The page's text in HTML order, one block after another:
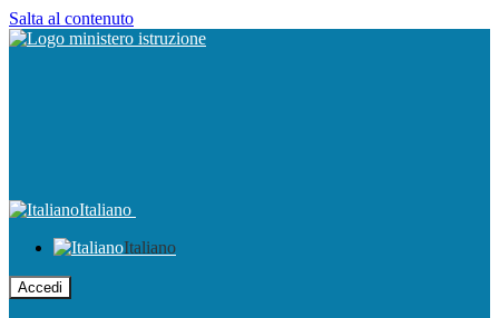
Salta al contenuto
Italiano
Italiano
Accedi